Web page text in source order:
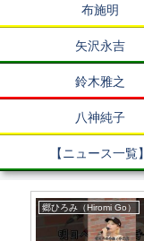
布施明
矢沢永吉
鈴木雅之
八神純子
【ニュース一覧】
郷ひろみ（Hiromi Go）